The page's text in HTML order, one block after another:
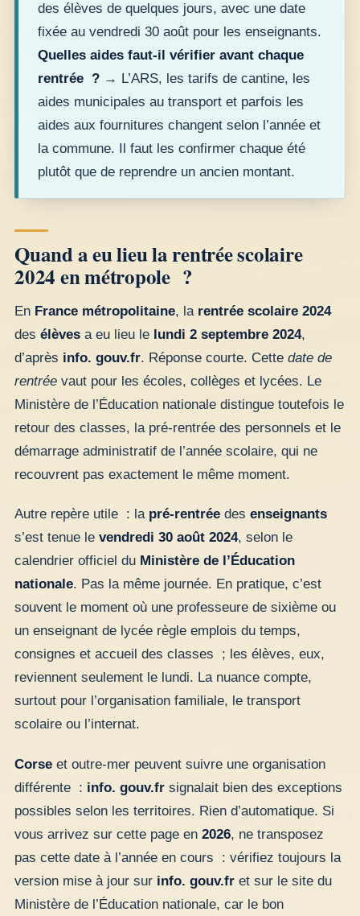
des élèves de quelques jours, avec une date
fixée au vendredi 30 août pour les enseignants.
Quelles aides faut-il vérifier avant chaque
rentrée ? → L’ARS, les tarifs de cantine, les
aides municipales au transport et parfois les
aides aux fournitures changent selon l’année et
la commune. Il faut les confirmer chaque été
plutôt que de reprendre un ancien montant.
Quand a eu lieu la rentrée scolaire
2024 en métropole ?
En France métropolitaine, la rentrée scolaire 2024
des élèves a eu lieu le lundi 2 septembre 2024,
d’après info. gouv.fr. Réponse courte. Cette date de
rentrée vaut pour les écoles, collèges et lycées. Le
Ministère de l’Éducation nationale distingue toutefois le
retour des classes, la pré-rentrée des personnels et le
démarrage administratif de l’année scolaire, qui ne
recouvrent pas exactement le même moment.
Autre repère utile : la pré-rentrée des enseignants
s’est tenue le vendredi 30 août 2024, selon le
calendrier officiel du Ministère de l’Éducation
nationale. Pas la même journée. En pratique, c’est
souvent le moment où une professeure de sixième ou
un enseignant de lycée règle emplois du temps,
consignes et accueil des classes ; les élèves, eux,
reviennent seulement le lundi. La nuance compte,
surtout pour l’organisation familiale, le transport
scolaire ou l’internat.
Corse et outre-mer peuvent suivre une organisation
différente : info. gouv.fr signalait bien des exceptions
possibles selon les territoires. Rien d’automatique. Si
vous arrivez sur cette page en 2026, ne transposez
pas cette date à l’année en cours : vérifiez toujours la
version mise à jour sur info. gouv.fr et sur le site du
Ministère de l’Éducation nationale, car le bon